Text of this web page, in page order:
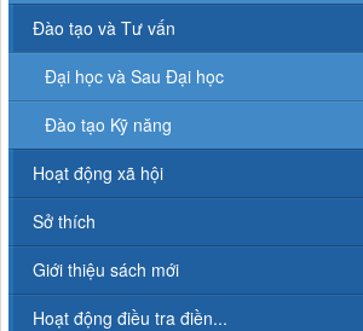
Đào tạo và Tư vấn
Đại học và Sau Đại học
Đào tạo Kỹ năng
Hoạt động xã hội
Sở thích
Giới thiệu sách mới
Hoạt động điều tra điền...